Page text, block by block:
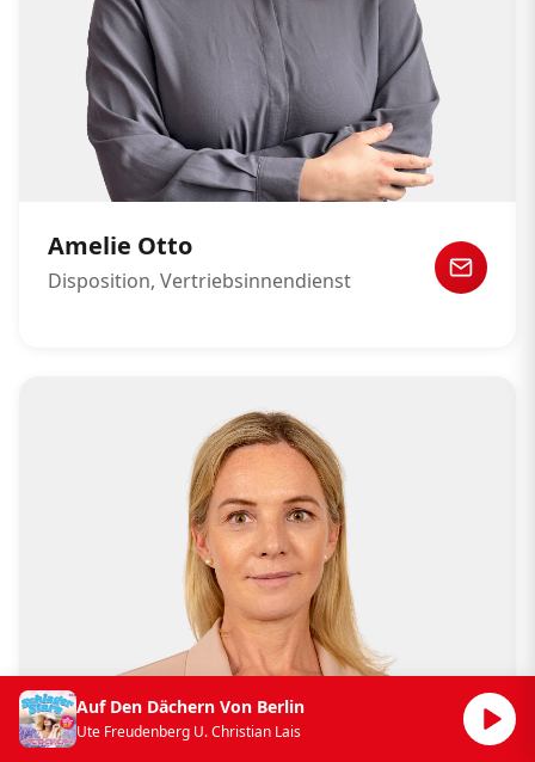
Amelie Otto
Disposition, Vertriebsinnendienst
Auf Den Dächern Von Berlin
Ute Freudenberg U. Christian Lais